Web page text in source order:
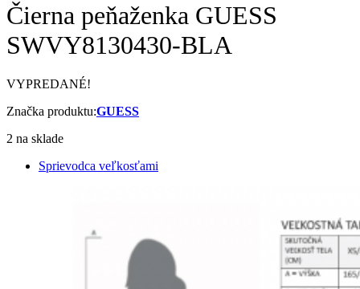
Čierna peňaženka GUESS
SWVY8130430-BLA
VYPREDANÉ!
Značka produktu:GUESS
2 na sklade
Sprievodca veľkosťami